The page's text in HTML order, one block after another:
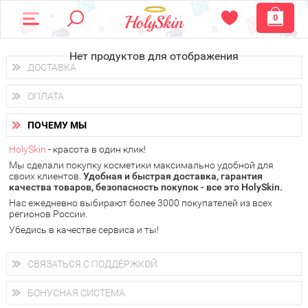
0
Нет продуктов для отображения
ДОСТАВКА
Доставка осуществляетсяпо всем городам России.
Вы можете выбрать доставку курьером, Почтой России или
получить заказ в пунктах выдачи PickPoint или пункте
самовывоза.
В 20 городах России доставка осуществляется ужена
следующий день.
у Вас всегда есть возможность получитьбесплатную
доставку от HolySkin.
подробнее об условиях доставки и оплаты в Вашем городе
ОПЛАТА
Вы можете оплатить свой заказ любым удобным способом:
наличными деньгами (
через интернет-банк (Альфа-банк, Сбербанк) и другими
электронными способами.
ПОЧЕМУ МЫ
HolySkin - красота в один клик!
Мы сделали покупку косметики максимально удобной для
своих клиентов. Удобная и быстрая доставка, гарантия
качества товаров, безопасность покупок - все это HolySkin.
Нас ежедневно выбирают более 3000 покупателей из всех
регионов России.
Убедись в качестве сервиса и ты!
СВЯЗАТЬСЯ С ПОДДЕРЖКОЙ
+7 (800) 707-24-55
Мы будем рады ответить на все Ваши вопросы по работе
магазина, проконсультировать по товарам, рассказать о
БОНУСНАЯ СИСТЕМА